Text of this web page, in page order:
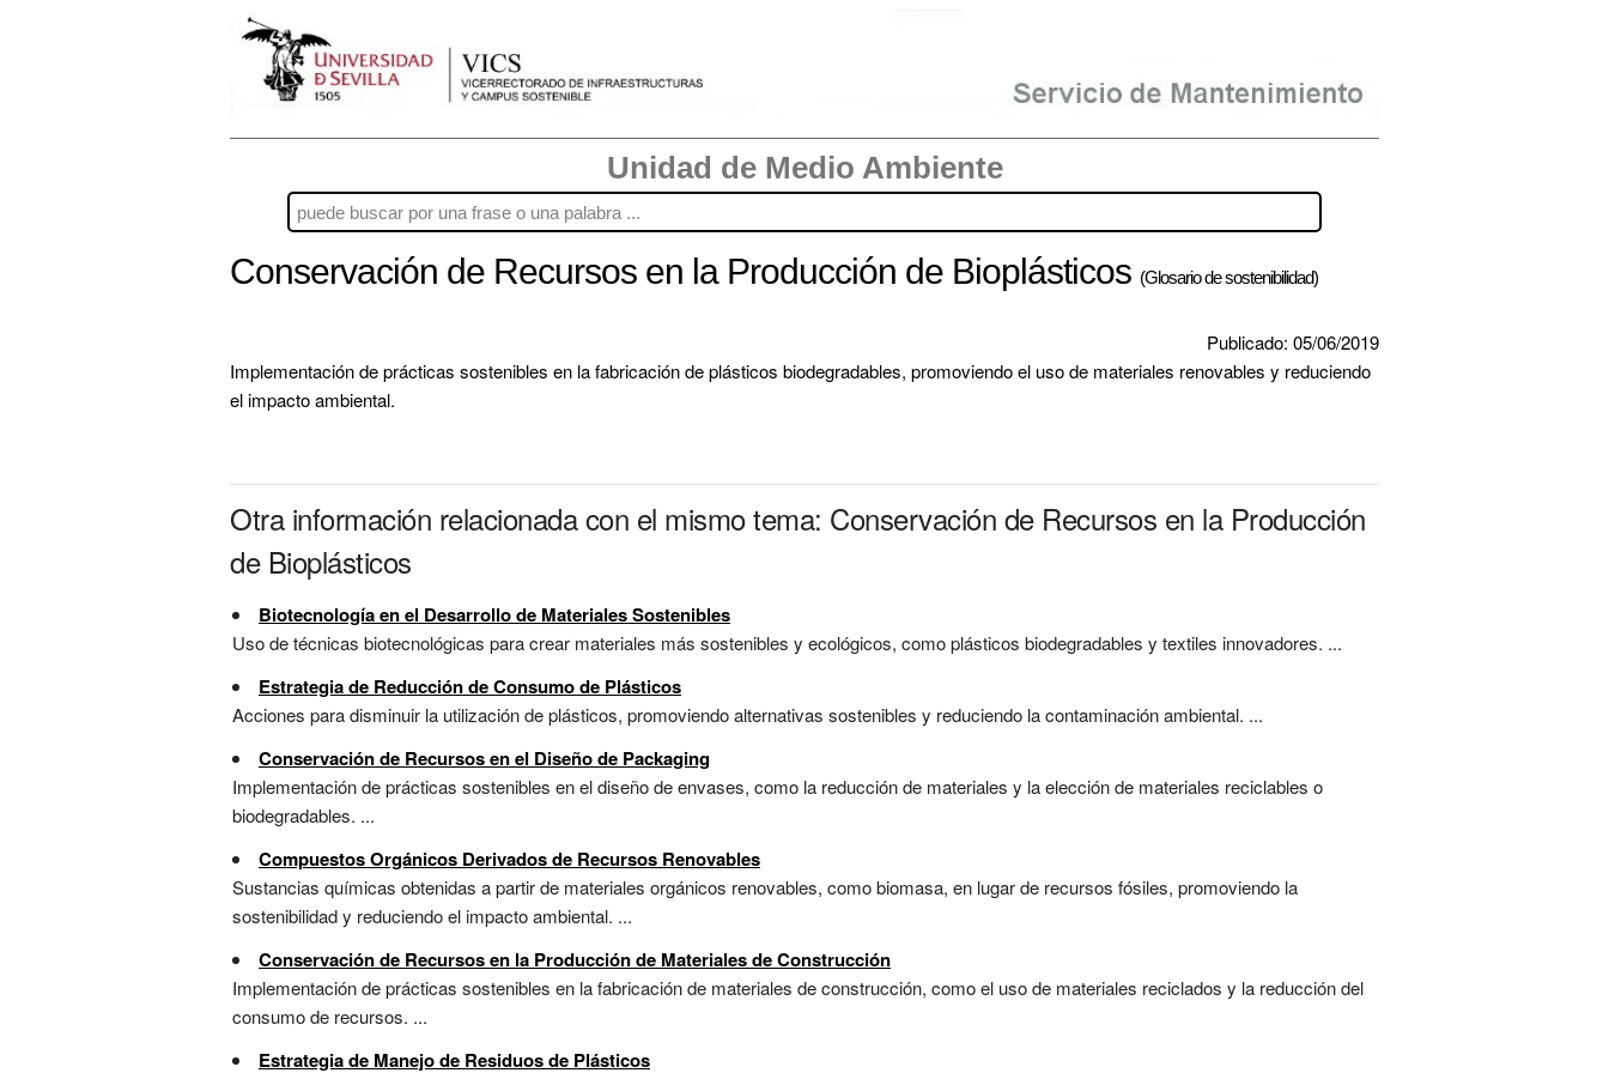
Unidad de Medio Ambiente
Conservación de Recursos en la Producción de Bioplásticos (Glosario de sostenibilidad)
Publicado: 05/06/2019
Implementación de prácticas sostenibles en la fabricación de plásticos biodegradables, promoviendo el uso de materiales renovables y reduciendo
el impacto ambiental.
Otra información relacionada con el mismo tema: Conservación de Recursos en la Producción
de Bioplásticos
Biotecnología en el Desarrollo de Materiales Sostenibles
Uso de técnicas biotecnológicas para crear materiales más sostenibles y ecológicos, como plásticos biodegradables y textiles innovadores. ...
Estrategia de Reducción de Consumo de Plásticos
Acciones para disminuir la utilización de plásticos, promoviendo alternativas sostenibles y reduciendo la contaminación ambiental. ...
Conservación de Recursos en el Diseño de Packaging
Implementación de prácticas sostenibles en el diseño de envases, como la reducción de materiales y la elección de materiales reciclables o
biodegradables. ...
Compuestos Orgánicos Derivados de Recursos Renovables
Sustancias químicas obtenidas a partir de materiales orgánicos renovables, como biomasa, en lugar de recursos fósiles, promoviendo la
sostenibilidad y reduciendo el impacto ambiental. ...
Conservación de Recursos en la Producción de Materiales de Construcción
Implementación de prácticas sostenibles en la fabricación de materiales de construcción, como el uso de materiales reciclados y la reducción del
consumo de recursos. ...
Estrategia de Manejo de Residuos de Plásticos